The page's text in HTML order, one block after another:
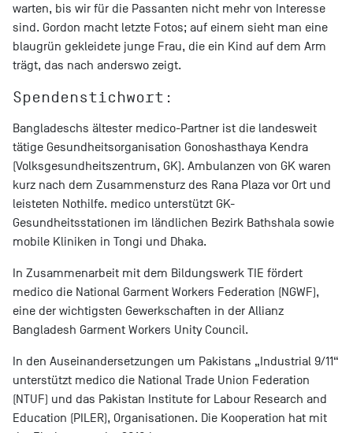
warten, bis wir für die Passanten nicht mehr von Interesse
sind. Gordon macht letzte Fotos; auf einem sieht man eine
blaugrün gekleidete junge Frau, die ein Kind auf dem Arm
trägt, das nach anderswo zeigt.
Spendenstichwort:
Bangladeschs ältester medico-Partner ist die landesweit
tätige Gesundheitsorganisation Gonoshasthaya Kendra
(Volksgesundheitszentrum, GK). Ambulanzen von GK waren
kurz nach dem Zusammensturz des Rana Plaza vor Ort und
leisteten Nothilfe. medico unterstützt GK-
Gesundheitsstationen im ländlichen Bezirk Bathshala sowie
mobile Kliniken in Tongi und Dhaka.
In Zusammenarbeit mit dem Bildungswerk TIE fördert
medico die National Garment Workers Federation (NGWF),
eine der wichtigsten Gewerkschaften in der Allianz
Bangladesh Garment Workers Unity Council.
In den Auseinandersetzungen um Pakistans „Industrial 9/11“
unterstützt medico die National Trade Union Federation
(NTUF) und das Pakistan Institute for Labour Research and
Education (PILER), Organisationen. Die Kooperation hat mit